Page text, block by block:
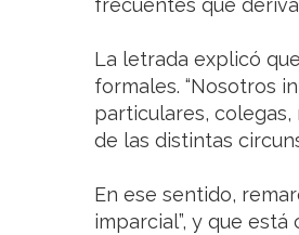
frecuentes que
La letrada explicó
formales. “Nosotros
particulares,
de las distintas
En ese sentido,
imparcial”, y que